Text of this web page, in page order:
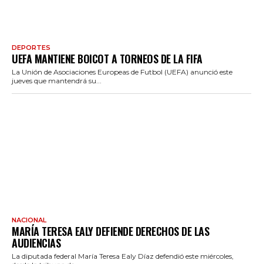
DEPORTES
UEFA MANTIENE BOICOT A TORNEOS DE LA FIFA
La Unión de Asociaciones Europeas de Futbol (UEFA) anunció este
jueves que mantendrá su...
NACIONAL
MARÍA TERESA EALY DEFIENDE DERECHOS DE LAS
AUDIENCIAS
La diputada federal María Teresa Ealy Díaz defendió este miércoles,